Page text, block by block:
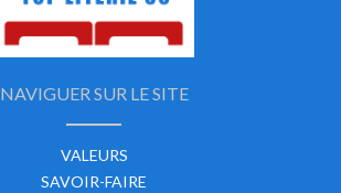
NAVIGUER SUR LE SITE
VALEURS
SAVOIR-FAIRE